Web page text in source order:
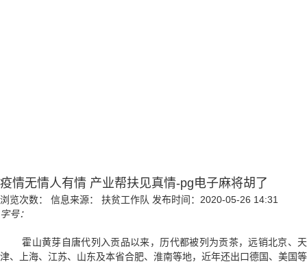
疫情无情人有情 产业帮扶见真情-pg电子麻将胡了
浏览次数： 信息来源： 扶贫工作队 发布时间：2020-05-26 14:31
字号：
霍山黄芽自唐代列入贡品以来，历代都被列为贡茶，远销北京、天
津、上海、江苏、山东及本省合肥、淮南等地，近年还出口德国、美国等